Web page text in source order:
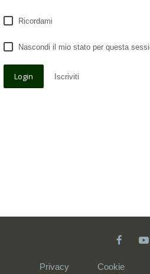
Ricordami
Nascondi il mio stato per questa
Iscriviti
Privacy Cookie